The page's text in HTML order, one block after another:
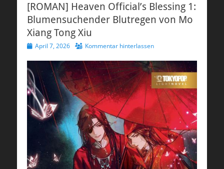
[ROMAN] Heaven Official’s Blessing 1:
Blumensuchender Blutregen von Mo
Xiang Tong Xiu
Veröffentlicht
April 7, 2026 Kommentar hinterlassen